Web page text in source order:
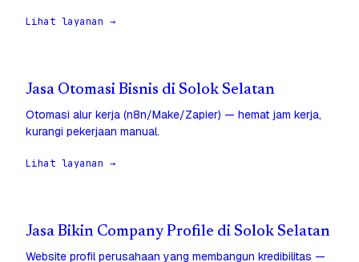
Lihat layanan →
Jasa Otomasi Bisnis di Solok Selatan
Otomasi alur kerja (n8n/Make/Zapier) — hemat jam kerja,
kurangi pekerjaan manual.
Lihat layanan →
Jasa Bikin Company Profile di Solok Selatan
Website profil perusahaan yang membangun kredibilitas —